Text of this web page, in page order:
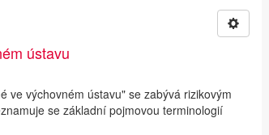
ústavu
ve výchovném ústavu" se zabývá rizikovým
se základní pojmovou terminologií